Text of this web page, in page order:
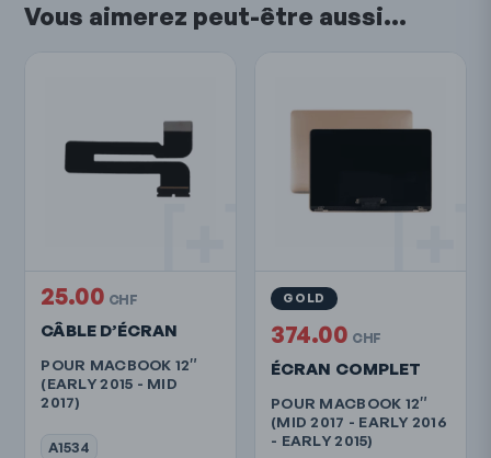
Vous aimerez peut-être aussi…
CÂBLE D’ÉCRAN
POUR MACBOOK 12″
(EARLY 2015 - MID
2017)
A1534
25.00 CHF
ÉCRAN COMPLET
POUR MACBOOK 12″
(MID 2017 - EARLY 2016
- EARLY 2015)
GOLD
374.00 CHF